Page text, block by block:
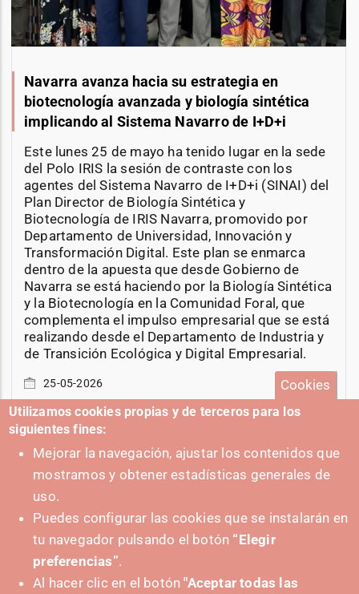
Navarra avanza hacia su estrategia en
biotecnología avanzada y biología sintética
implicando al Sistema Navarro de I+D+i
Este lunes 25 de mayo ha tenido lugar en la sede
del Polo IRIS la sesión de contraste con los
agentes del Sistema Navarro de I+D+i (SINAI) del
Plan Director de Biología Sintética y
Biotecnología de IRIS Navarra, promovido por
Departamento de Universidad, Innovación y
Transformación Digital. Este plan se enmarca
dentro de la apuesta que desde Gobierno de
Navarra se está haciendo por la Biología Sintética
y la Biotecnología en la Comunidad Foral, que
complementa el impulso empresarial que se está
realizando desde el Departamento de Industria y
de Transición Ecológica y Digital Empresarial.
25-05-2026 Cookies
Utilizamos cookies propias y de terceros para los
siguientes fines:
Mejorar la navegación, ajustar los contenidos que
mostramos y obtener estadísticas generales de
uso.
Puedes configurar las cookies que se instalarán en
tu navegador pulsando el botón “Elegir
preferencias”.
Al hacer clic en el botón"Aceptar todas las